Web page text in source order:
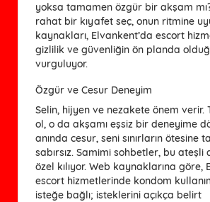
yoksa tamamen özgür bir akşam
rahat bir kıyafet seç, onun ritmine
kaynakları, Elvankent’da escort
gizlilik ve güvenliğin ön planda
vurguluyor.
Özgür ve Cesur Deneyim
Selin, hijyen ve nezakete önem verir.
ol, o da akşamı eşsiz bir deneyime
anında cesur, seni sınırların ötesine
sabırsız. Samimi sohbetler, bu ateşli
özel kılıyor. Web kaynaklarına göre,
escort hizmetlerinde kondom
isteğe bağlı; isteklerini açıkça belirt